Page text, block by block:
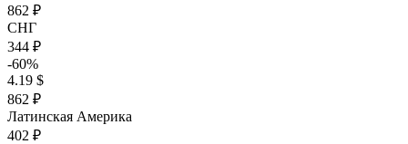
862 ₽
СНГ
344 ₽
-60%
4.19 $
862 ₽
Латинская Америка
402 ₽